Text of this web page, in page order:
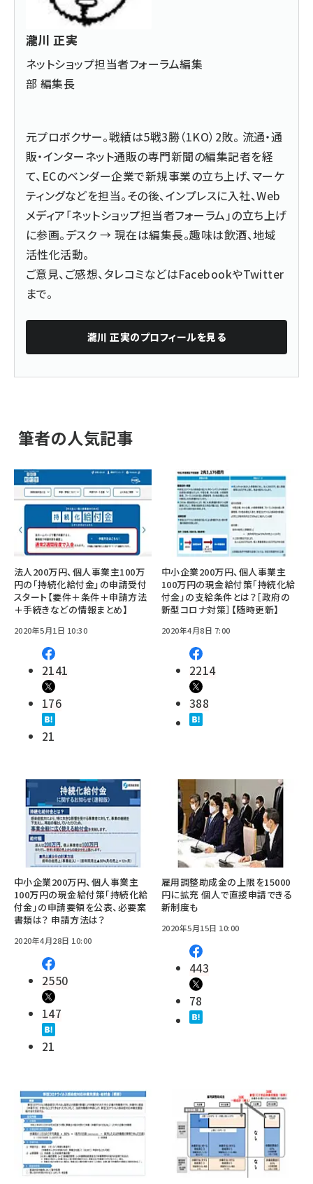
瀧川 正実
ネットショップ担当者フォーラム編集
部 編集長
元プロボクサー。戦績は5戦3勝（1KO）2敗。 流通・通
販・インターネット通販の専門新聞の編集記者を経
て、ECのベンダー企業で新規事業の立ち上げ、マーケ
ティングなどを担当。その後、インプレスに入社、Web
メディア「ネットショップ担当者フォーラム」の立ち上げ
に参画。デスク → 現在は編集長。趣味は飲酒、地域
活性化活動。
ご意見、ご感想、タレコミなどはFacebookやTwitter
まで。
瀧川 正実のプロフィールを見る
筆者の人気記事
法人200万円、個人事業主100万
円の「持続化給付金」の申請受付
スタート【要件＋条件＋申請方法
＋手続きなどの情報まとめ】
2020年5月1日 10:30
2141
176
21
中小企業200万円、個人事業主
100万円の現金給付策「持続化給
付金」の支給条件とは？［政府の
新型コロナ対策］【随時更新】
2020年4月8日 7:00
2214
388
中小企業200万円、個人事業主
100万円の現金給付策「持続化給
付金」の申請要領を公表、必要案
書類は？ 申請方法は？
2020年4月28日 10:00
2550
147
21
雇用調整助成金の上限を15000
円に拡充 個人で直接申請できる
新制度も
2020年5月15日 10:00
443
78